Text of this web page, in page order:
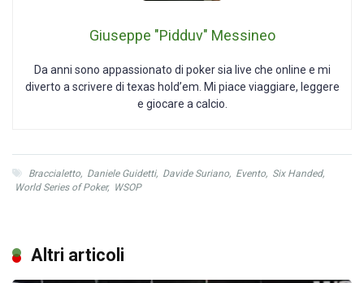
Giuseppe "Pidduv" Messineo
Da anni sono appassionato di poker sia live che online e mi
diverto a scrivere di texas hold’em. Mi piace viaggiare, leggere
e giocare a calcio.
Braccialetto, Daniele Guidetti, Davide Suriano, Evento, Six Handed,
World Series of Poker, WSOP
Altri articoli